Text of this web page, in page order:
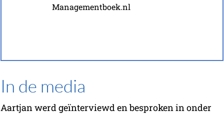
Managementboek.nl
In de media
Aartjan werd geïnterviewd en besproken in onder